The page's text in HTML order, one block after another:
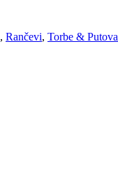
, Rančevi, Torbe &